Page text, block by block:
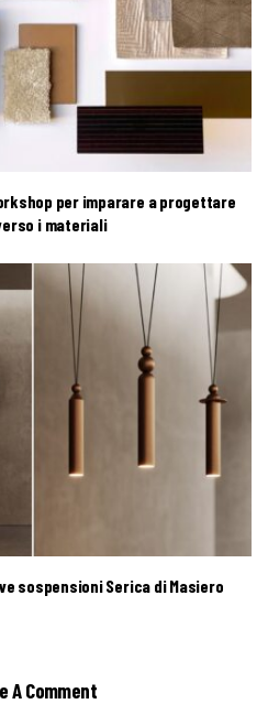
per imparare a progettare
i materiali
sospensioni Serica di Masiero
A Comment